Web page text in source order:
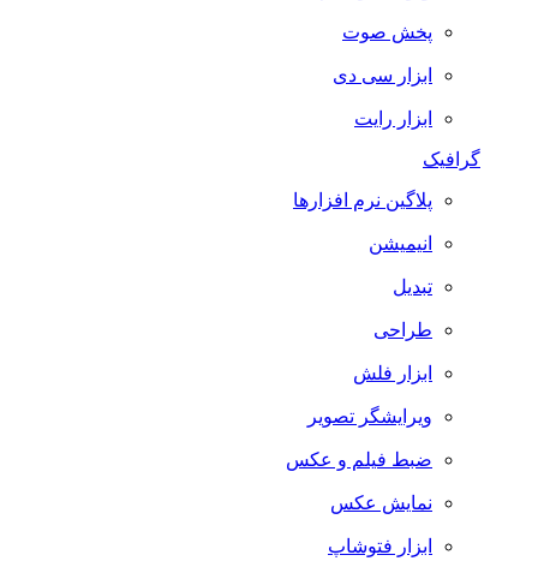
پخش صوت
ابزار سی دی
ابزار رایت
گرافیک
پلاگین نرم افزارها
انیمیشن
تبدیل
طراحی
ابزار فلش
ویرایشگر تصویر
ضبط فيلم و عكس
نمایش عکس
ابزار فتوشاپ